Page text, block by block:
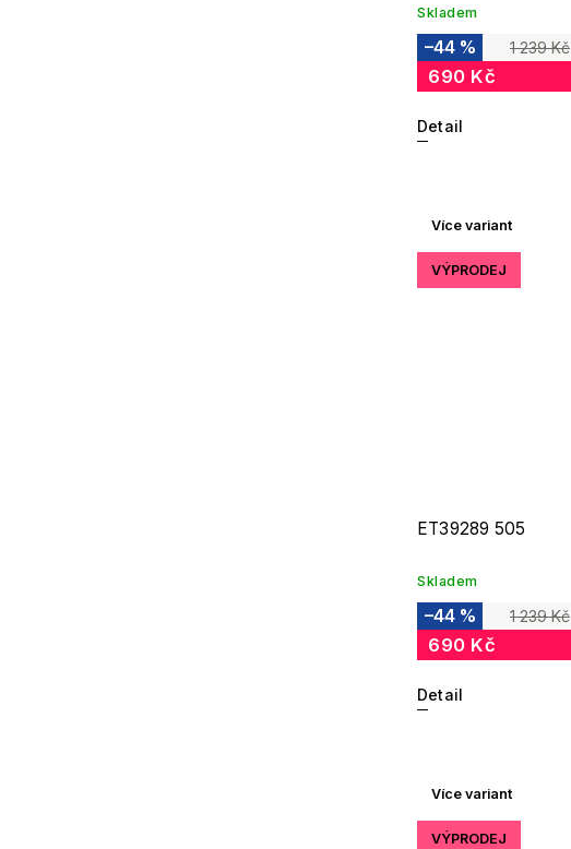
Skladem
1 239 Kč
–44 %
690 Kč
Detail
Více variant
VÝPRODEJ
ET39289 505
Skladem
1 239 Kč
–44 %
690 Kč
Detail
Více variant
VÝPRODEJ